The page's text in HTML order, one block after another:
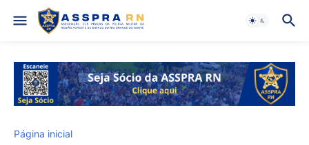
Página inicial